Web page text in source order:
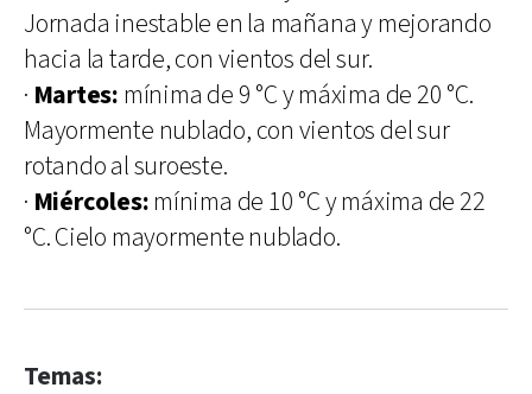
Jornada inestable en la mañana y mejorando
hacia la tarde, con vientos del sur.
· Martes: mínima de 9 °C y máxima de 20 °C.
Mayormente nublado, con vientos del sur
rotando al suroeste.
· Miércoles:mínima de 10 °C y máxima de 22
°C. Cielo mayormente nublado.
Temas: